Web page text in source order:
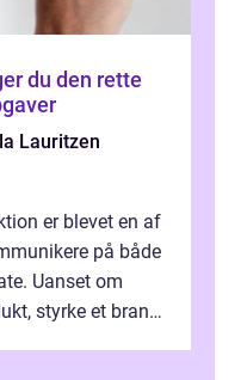
du den rette
Lauritzen
er blevet en af
på både
Uanset om
styrke et brand,